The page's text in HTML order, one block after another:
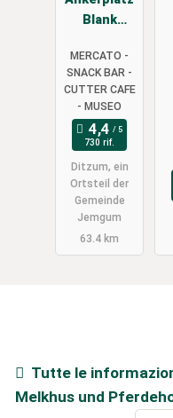
Blank
MERCATO -
SNACK BAR -
CUTTER CAFE
- MUSEO
730 rif.
Ditzum, ein
Ortsteil der
Gemeinde
Jemgum
63.4 km
Tutte le
Melkhus und